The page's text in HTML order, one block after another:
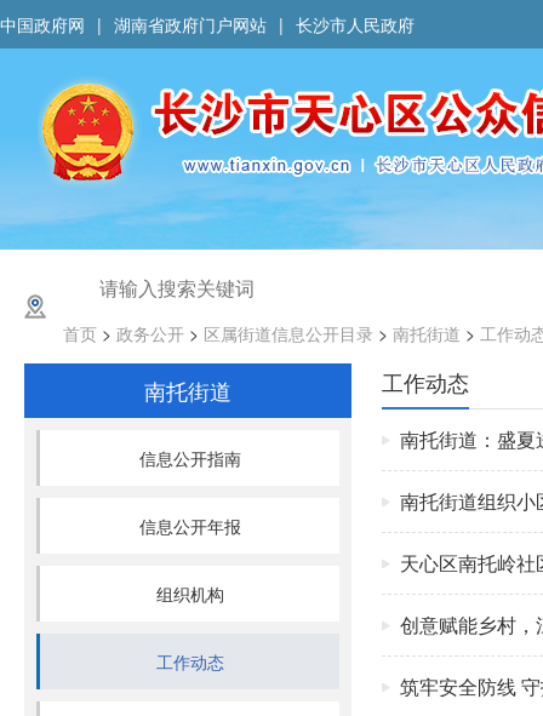
中国政府网 | 湖南省政府门户网站 | 长沙市人民政府
首页 > 政务公开 > 区属街道信息公开目录 > 南托街道 > 工作动
南托街道
信息公开指南
信息公开年报
组织机构
工作动态
工作动态
南托街道：盛
南托街道组织
天心区南托岭
创意赋能乡村
筑牢安全防线